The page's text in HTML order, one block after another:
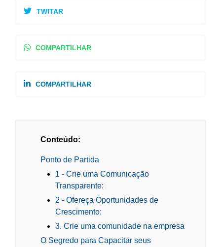
TWITAR
COMPARTILHAR
COMPARTILHAR
Conteúdo:
Ponto de Partida
1 - Crie uma Comunicação
Transparente:
2 - Ofereça Oportunidades de
Crescimento:
3. Crie uma comunidade na empresa
O Segredo para Capacitar seus